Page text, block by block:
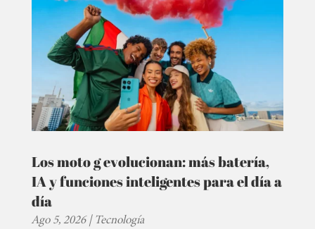
Los moto g evolucionan: más batería,
IA y funciones inteligentes para el día a
día
Ago 5, 2026|Tecnología